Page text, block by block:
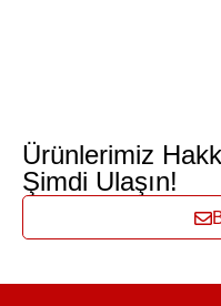
Ürünlerimiz
Şimdi Ulaşın!